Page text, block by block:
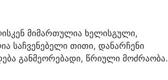
მიმართულია ხელისგული,
საჩვენებელი თითი, დანარჩენი
განმეორებადი, წრიული მოძრაობა.